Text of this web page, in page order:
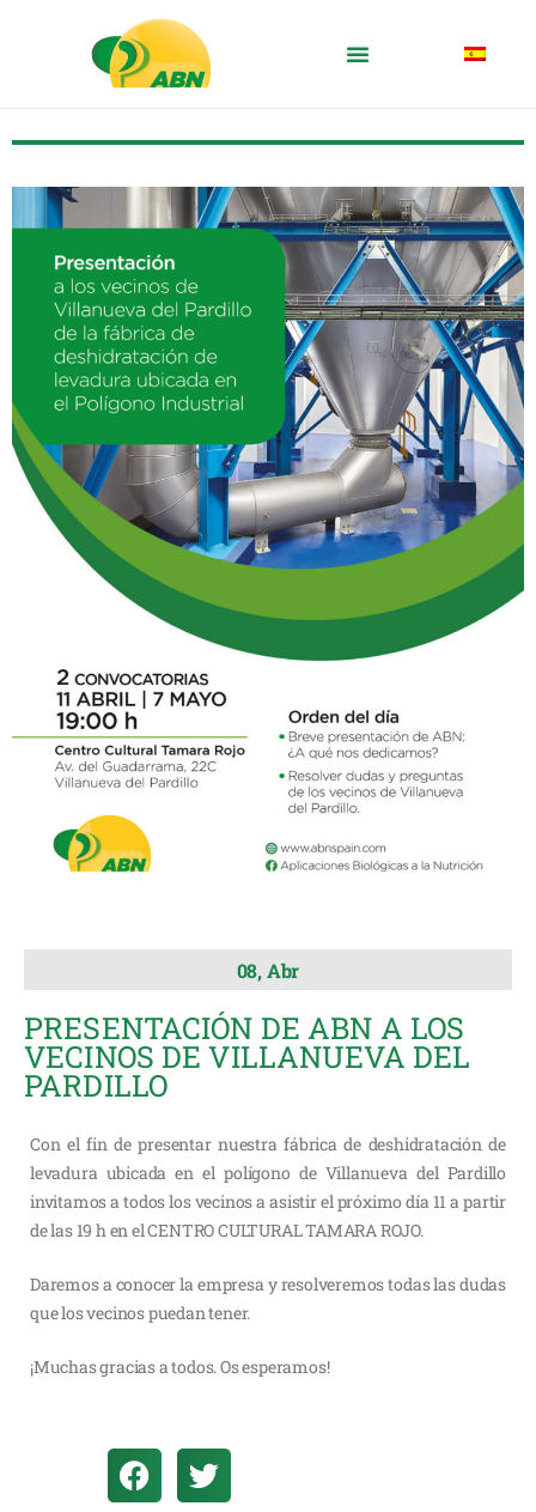
08, Abr
PRESENTACIÓN DE ABN A LOS
VECINOS DE VILLANUEVA DEL
PARDILLO
Con el fin de presentar nuestra fábrica de deshidratación de
levadura ubicada en el polígono de Villanueva del Pardillo
invitamos a todos los vecinos a asistir el próximo día 11 a partir
de las 19 h en el CENTRO CULTURAL TAMARA ROJO.
Daremos a conocer la empresa y resolveremos todas las dudas
que los vecinos puedan tener.
¡Muchas gracias a todos. Os esperamos!